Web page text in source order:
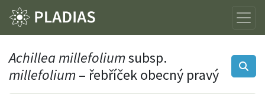
Achillea millefoliumsubsp.
millefolium – řebříček obecný pravý